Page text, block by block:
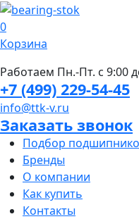
0
Корзина
Работаем Пн.-Пт. с 9:00
+7 (499) 229-54-45
info@ttk-v.ru
Заказать звонок
Подбор
Бренды
О компании
Как купить
Контакты